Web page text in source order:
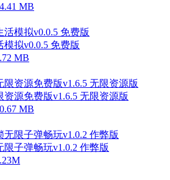
MB
拟v0.0.5 免费版
MB
源免费版v1.6.5 无限资源版
MB
子弹畅玩v1.0.2 作弊版